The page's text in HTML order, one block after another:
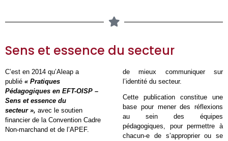
Sens et essence du secteur
C’est en 2014 qu’Aleap a
publié « Pratiques
Pédagogiques en EFT-OISP –
Sens et essence du
secteur », avec le soutien
financier de la Convention Cadre
Non-marchand et de l’APEF.
de mieux communiquer sur
l’identité du secteur.
Cette publication constitue une
base pour mener des réflexions
au sein des équipes
pédagogiques, pour permettre à
chacun-e de s’approprier ou se